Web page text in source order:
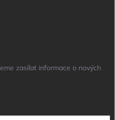
zasílat informace o nových